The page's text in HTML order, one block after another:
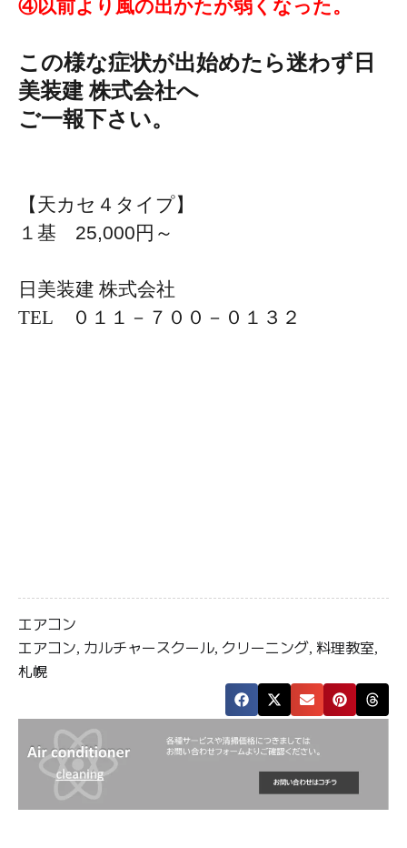
④以前より風の出かたが弱くなった。
この様な症状が出始めたら迷わず日
美装建 株式会社へ
ご一報下さい。
【天カセ４タイプ】
１基 25,000円～
日美装建 株式会社
TEL ０１１－７００－０１３２
エアコン
エアコン, カルチャースクール, クリーニング, 料理教室,
札幌